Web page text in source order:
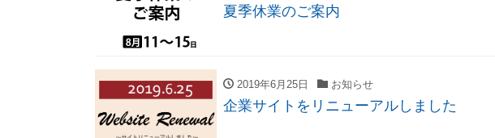
夏季休業のご案内
2019年6月25日 お知らせ
企業サイトをリニューアルしました